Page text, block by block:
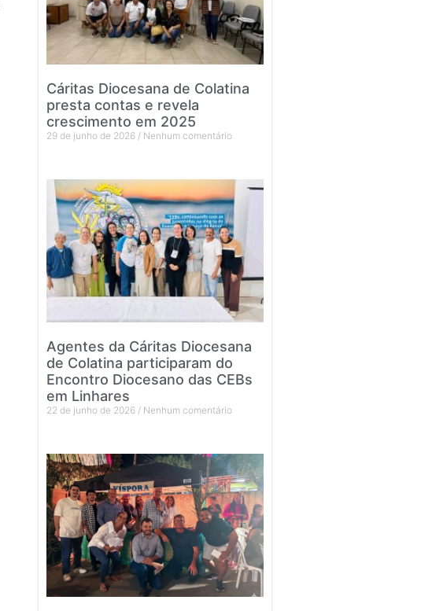
Cáritas Diocesana de Colatina
presta contas e revela
crescimento em 2025
29 de junho de 2026 Nenhum comentário
Agentes da Cáritas Diocesana
de Colatina participaram do
Encontro Diocesano das CEBs
em Linhares
22 de junho de 2026 Nenhum comentário